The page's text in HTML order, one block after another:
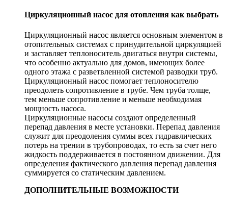
Циркуляционный насос для отопления как выбрать
Циркуляционный насос является основным элементом в
отопительных системах с принудительной циркуляцией
и заставляет теплоноситель двигаться внутри системы,
что особенно актуально для домов, имеющих более
одного этажа с разветвленной системой разводки труб.
Циркуляционный насос помогает теплоносителю
преодолеть сопротивление в трубе. Чем труба толще,
тем меньше сопротивление и меньше необходимая
мощность насоса.
Циркуляционные насосы создают определенный
перепад давления в месте установки. Перепад давления
служит для преодоления суммы всех гидравлических
потерь на трении в трубопроводах, то есть за счет него
жидкость поддерживается в постоянном движении. Для
определения фактического давления перепад давления
суммируется со статическим давлением.
ДОПОЛНИТЕЛЬНЫЕ ВОЗМОЖНОСТИ